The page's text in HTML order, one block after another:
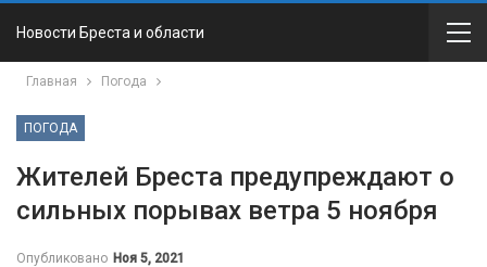
Новости Бреста и области
Главная Погода
ПОГОДА
Жителей Бреста предупреждают о
сильных порывах ветра 5 ноября
Опубликовано Ноя 5, 2021